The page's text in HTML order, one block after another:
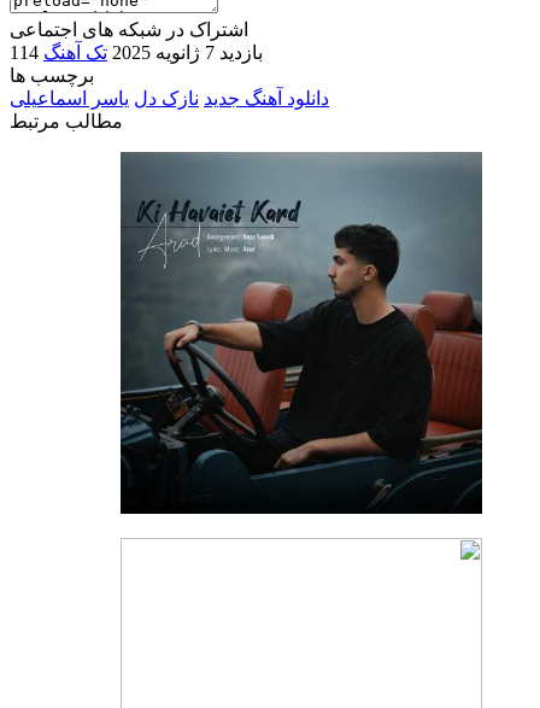
اشتراک در شبکه های اجتماعی
114 بازدید 7 ژانویه 2025
تک آهنگ
برچسب ها
دانلود آهنگ جدید نازک دل یاسر اسماعیلی
مطالب مرتبط